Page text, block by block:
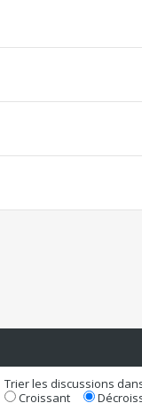
Trier les discussions
Croissant